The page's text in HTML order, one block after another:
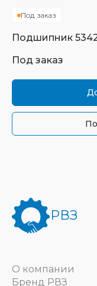
Под заказ
Подшипник
Под заказ
РВЗ
О компании
Бренд РВЗ